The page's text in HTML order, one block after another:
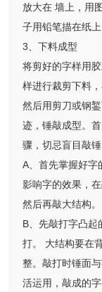
放大在 墙上，用
子用铅笔描在纸
3、下料成型
将剪好的字样用
样进行裁剪下料
然后用剪刀或钢
迹，锤敲成型。
骤，切忌盲目敲
A、首先掌握好字
影响字的效果，
然后再敲大结构。
B、先敲打字凸起
打。 大结构要在
整。敲打时锤面
活运用，敲成的